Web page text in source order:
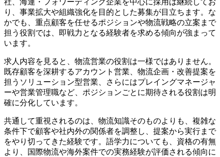
り、事業拡大や組織強化を目的とした募集が目立ちます。な
かでも、重点顧客を任せるポジションや物流戦略の立案まで
担う役割では、即戦力となる経験者を求める傾向が強まって
います。
求人内容を見ると、物流営業の役割は一様ではありません。
既存顧客を深耕するアカウント営業、物流企画・改善提案を
担うソリューション型営業、さらにはプレイングマネージャ
ーや営業管理職など、ポジションごとに期待される役割は明
確に分化しています。
共通して重視されるのは、物流知識そのものよりも、複雑な
条件下で顧客や社内外の関係者を調整し、提案から実行まで
をやり切ってきた経験です。語学力についても、資格の有無
より、国際物流や海外案件での実務経験が評価される傾向に